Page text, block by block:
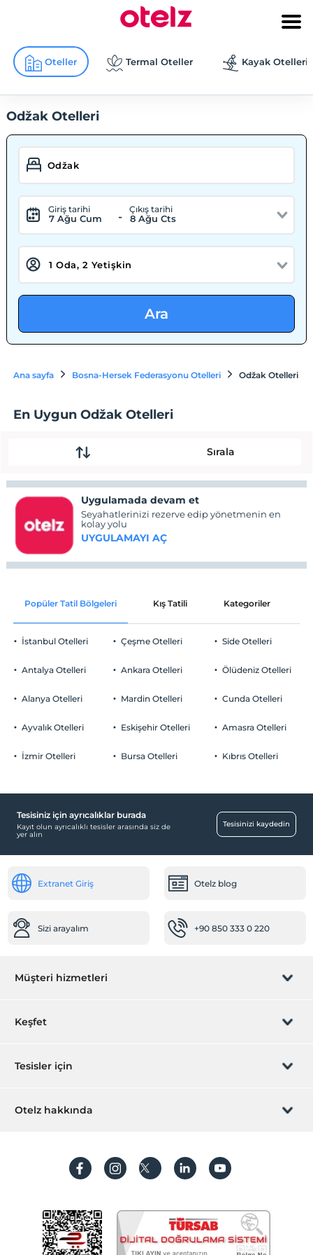
Oteller Termal Oteller Kayak Otelleri
Odžak Otelleri
Giriş tarihi
7 Ağu Cum -
Çıkış tarihi
8 Ağu Cts
Ara
Ana sayfa Bosna-Hersek Federasyonu Otelleri Odžak Otelleri
En Uygun Odžak Otelleri
Sırala
Uygulamada devam et
Seyahatlerinizi rezerve edip yönetmenin en
kolay yolu
UYGULAMAYI AÇ
Popüler Tatil Bölgeleri Kış Tatili Kategoriler
İstanbul Otelleri
Antalya Otelleri
Alanya Otelleri
Ayvalık Otelleri
İzmir Otelleri
Çeşme Otelleri
Ankara Otelleri
Mardin Otelleri
Eskişehir Otelleri
Bursa Otelleri
Side Otelleri
Ölüdeniz Otelleri
Cunda Otelleri
Amasra Otelleri
Kıbrıs Otelleri
Tesisiniz için ayrıcalıklar burada
Kayıt olun ayrıcalıklı tesisler arasında siz de
yer alın
Tesisinizi kaydedin
Extranet Giriş Otelz blog
Sizi arayalım +90 850 333 0 220
Müşteri hizmetleri
Rezervasyon yönet
Sıkça sorulan sorular
İşlem rehberi
Keşfet
Hediye Kart
Hesap oluştur
Tesisler için
Hemen tesisinizi ekleyin
Otelz hakkında
Koşullar ve şartlar